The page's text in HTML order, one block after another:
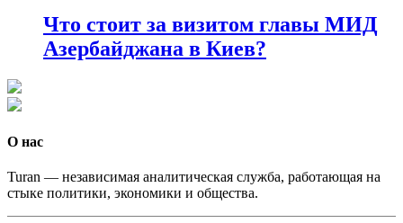
Что стоит за визитом главы МИД
Азербайджана в Киев?
О нас
Turan — независимая аналитическая служба, работающая на
стыке политики, экономики и общества.